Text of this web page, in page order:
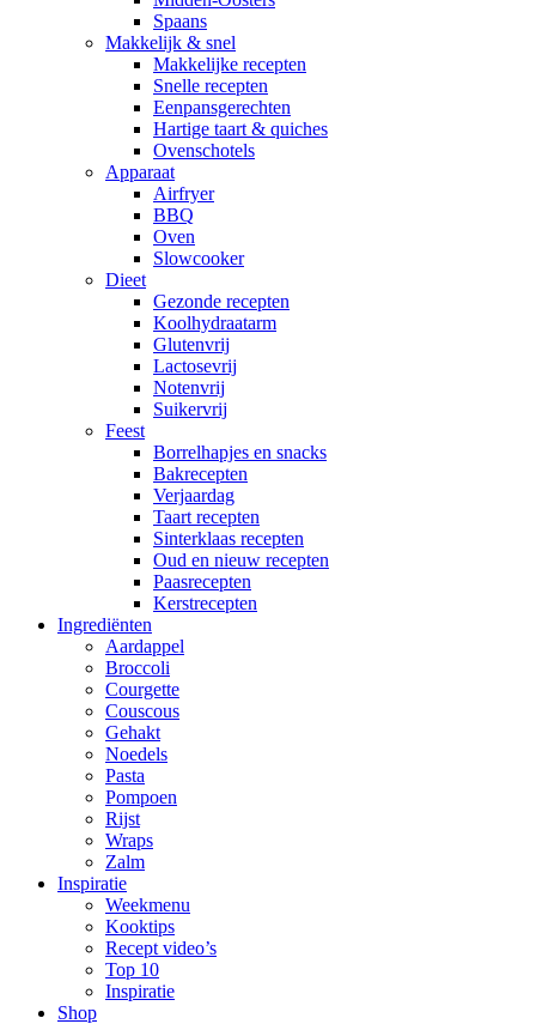
Spaans
Makkelijk & snel
Makkelijke recepten
Snelle recepten
Eenpansgerechten
Hartige taart & quiches
Ovenschotels
Apparaat
Airfryer
BBQ
Oven
Slowcooker
Dieet
Gezonde recepten
Koolhydraatarm
Glutenvrij
Lactosevrij
Notenvrij
Suikervrij
Feest
Borrelhapjes en snacks
Bakrecepten
Verjaardag
Taart recepten
Sinterklaas recepten
Oud en nieuw recepten
Paasrecepten
Kerstrecepten
Ingrediënten
Aardappel
Broccoli
Courgette
Couscous
Gehakt
Noedels
Pasta
Pompoen
Rijst
Wraps
Zalm
Inspiratie
Weekmenu
Kooktips
Recept video’s
Top 10
Inspiratie
Shop